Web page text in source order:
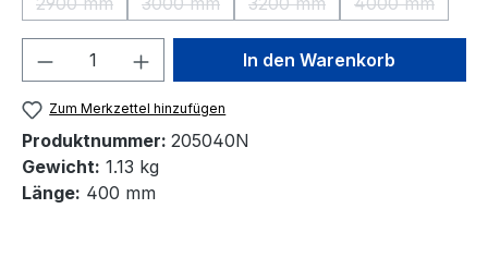
(Diese Option ist zurzeit nicht verfügbar.)
(Diese Option ist zurzeit nicht verfügbar.)
(Diese Option ist zurzeit
(Diese
Produkt Anzahl: Gib denIn den Warenkorb
Zum Merkzettel hinzufügen
Produktnummer: 205040N
Gewicht: 1.13 kg
Länge: 400 mm